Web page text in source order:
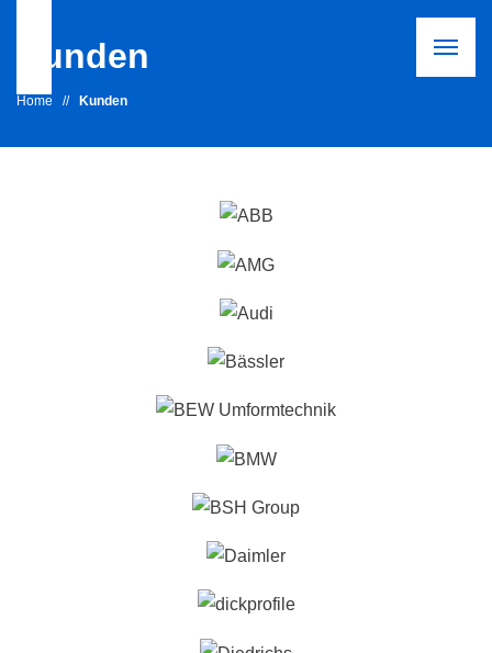
Kunden
Home // Kunden